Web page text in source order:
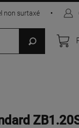
non surtaxé •